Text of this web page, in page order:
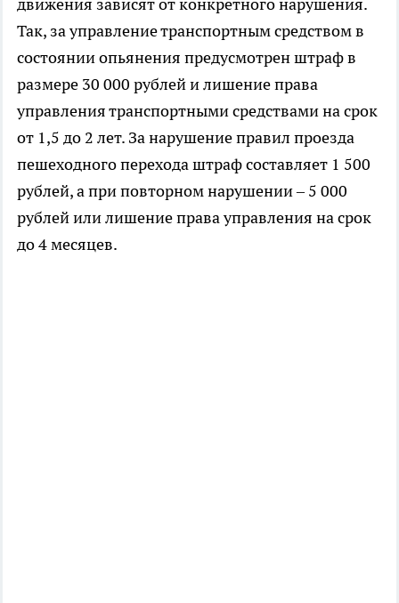
Так, за управление транспортным средством в
состоянии опьянения предусмотрен штраф в
размере 30 000 рублей и лишение права
управления транспортными средствами на срок
от 1,5 до 2 лет. За нарушение правил проезда
пешеходного перехода штраф составляет 1 500
рублей, а при повторном нарушении – 5 000
рублей или лишение права управления на срок
до 4 месяцев.